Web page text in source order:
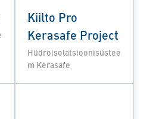
Kiilto Pro
Kerasafe Project
Hüdroisolatsioonisüstee
m Kerasafe